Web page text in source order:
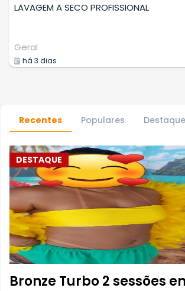
LAVAGEM A SECO DE ESTOFADOS
Prestadores Serviços
há 5 dias
Recentes Populares
DESTAQUE
Bronze Turbo 2 sessões